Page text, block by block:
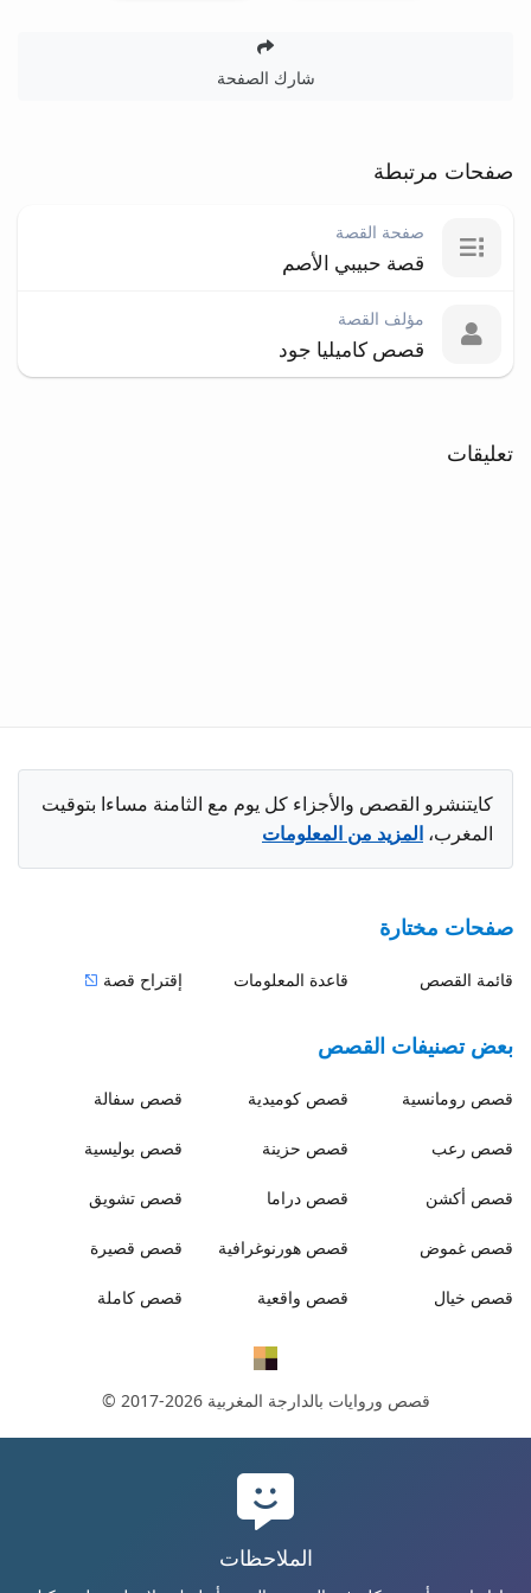
شارك الصفحة
صفحات مرتبطة
صفحة القصة
قصة حبيبي الأصم
مؤلف القصة
قصص كاميليا جود
تعليقات
كايتنشرو القصص والأجزاء كل يوم مع الثامنة مساءا بتوقيت
المغرب، المزيد من المعلومات
صفحات مختارة
قائمة القصص قاعدة المعلومات إقتراح قصة
بعض تصنيفات القصص
قصص رومانسية قصص كوميدية قصص سفالة
قصص رعب قصص حزينة قصص بوليسية
قصص أكشن قصص دراما قصص تشويق
قصص غموض قصص هورنوغرافية قصص قصيرة
قصص خيال قصص واقعية قصص كاملة
قصص وروايات بالدارجة المغربية© 2017-2026
الملاحظات